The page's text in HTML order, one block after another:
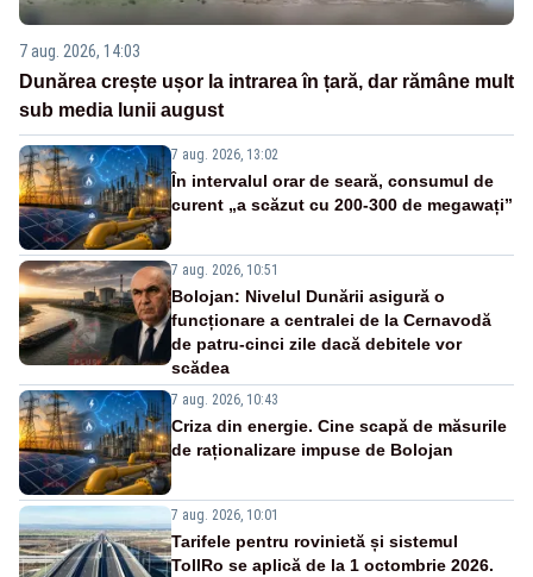
7 aug. 2026, 14:03
Dunărea crește ușor la intrarea în țară, dar rămâne mult
sub media lunii august
7 aug. 2026, 13:02
În intervalul orar de seară, consumul de
curent „a scăzut cu 200-300 de megawați”
7 aug. 2026, 10:51
Bolojan: Nivelul Dunării asigură o
funcționare a centralei de la Cernavodă
de patru-cinci zile dacă debitele vor
scădea
7 aug. 2026, 10:43
Criza din energie. Cine scapă de măsurile
de raționalizare impuse de Bolojan
7 aug. 2026, 10:01
Tarifele pentru rovinietă și sistemul
TollRo se aplică de la 1 octombrie 2026.